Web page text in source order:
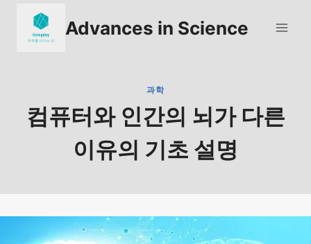
content
Advances in Science
과학
컴퓨터와 인간의 뇌가 다른
이유의 기초 설명